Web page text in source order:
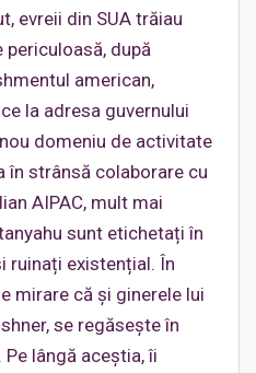
evreii din SUA trăiau
după
american,
la adresa guvernului
domeniu de activitate
în strânsă colaborare cu
AIPAC, mult mai
sunt etichetați în
ruinați existențial. În
mirare că și ginerele lui
se regăsește în
lângă aceștia, îi